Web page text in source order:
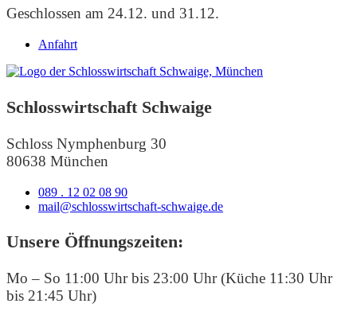
Geschlossen am 24.12. und 31.12.
Anfahrt
Schlosswirtschaft Schwaige
Schloss Nymphenburg 30
80638 München
089 . 12 02 08 90
mail@schlosswirtschaft-schwaige.de
Unsere Öffnungszeiten:
Mo – So 11:00 Uhr bis 23:00 Uhr (Küche 11:30 Uhr
bis 21:45 Uhr)